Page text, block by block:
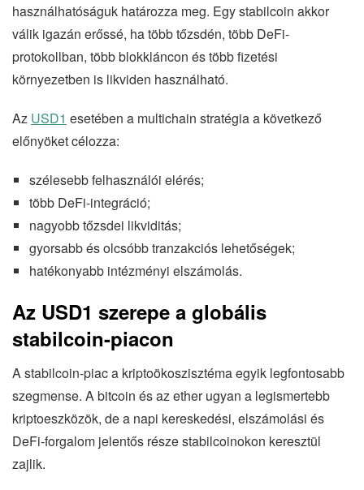
használhatóságuk határozza meg. Egy stabilcoin akkor
válik igazán erőssé, ha több tőzsdén, több DeFi-
protokollban, több blokkláncon és több fizetési
környezetben is likviden használható.
Az USD1 esetében a multichain stratégia a következő
előnyöket célozza:
szélesebb felhasználói elérés;
több DeFi-integráció;
nagyobb tőzsdei likviditás;
gyorsabb és olcsóbb tranzakciós lehetőségek;
hatékonyabb intézményi elszámolás.
Az USD1 szerepe a globális
stabilcoin-piacon
A stabilcoin-piac a kriptoökoszisztéma egyik legfontosabb
szegmense. A bitcoin és az ether ugyan a legismertebb
kriptoeszközök, de a napi kereskedési, elszámolási és
DeFi-forgalom jelentős része stabilcoinokon keresztül
zajlik.